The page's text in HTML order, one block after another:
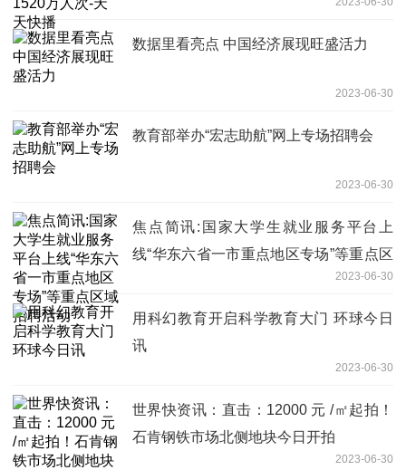
数据里看亮点 中国经济展现旺盛活力
2023-06-30
教育部举办“宏志助航”网上专场招聘会
2023-06-30
焦点简讯:国家大学生就业服务平台上
线“华东六省一市重点地区专场”等重点区
2023-06-30
用科幻教育开启科学教育大门 环球今日
讯
2023-06-30
世界快资讯：直击：12000 元 /㎡起拍！
石肯钢铁市场北侧地块今日开拍
2023-06-30